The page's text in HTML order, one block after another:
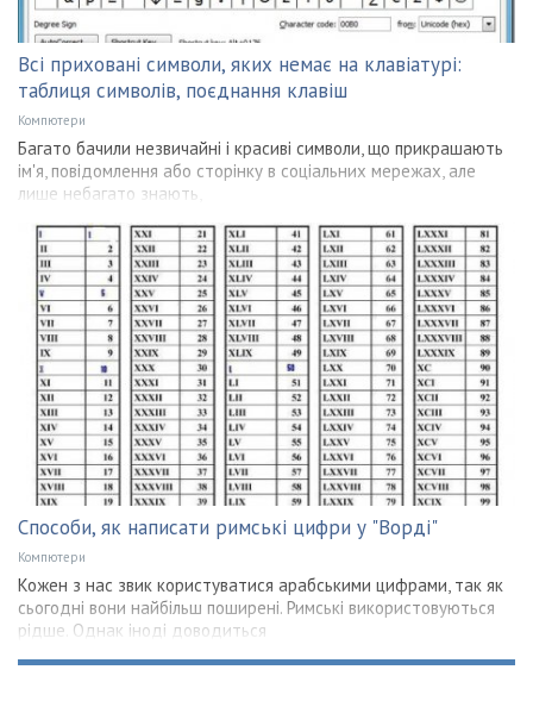
Всі приховані символи, яких немає на клавіатурі:
таблиця символів, поєднання клавіш
Компютери
Багато бачили незвичайні і красиві символи, що прикрашають
ім'я, повідомлення або сторінку в соціальних мережах, але
лише небагато знають,
Способи, як написати римські цифри у "Ворді"
Компютери
Кожен з нас звик користуватися арабськими цифрами, так як
сьогодні вони найбільш поширені. Римські використовуються
рідше. Однак іноді доводиться